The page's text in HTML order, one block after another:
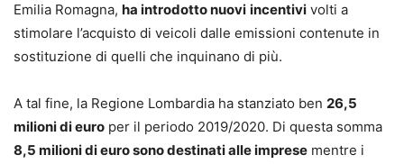
Emilia Romagna, ha introdotto nuovi incentivi volti a
stimolare l’acquisto di veicoli dalle emissioni contenute in
sostituzione di quelli che inquinano di più.
A tal fine, la Regione Lombardia ha stanziato ben 26,5
milioni di euro per il periodo 2019/2020. Di questa somma
8,5 milioni di euro sono destinati alle imprese mentre i